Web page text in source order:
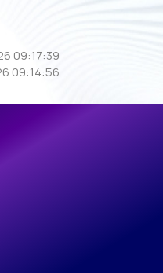
09:17:39
09:14:56